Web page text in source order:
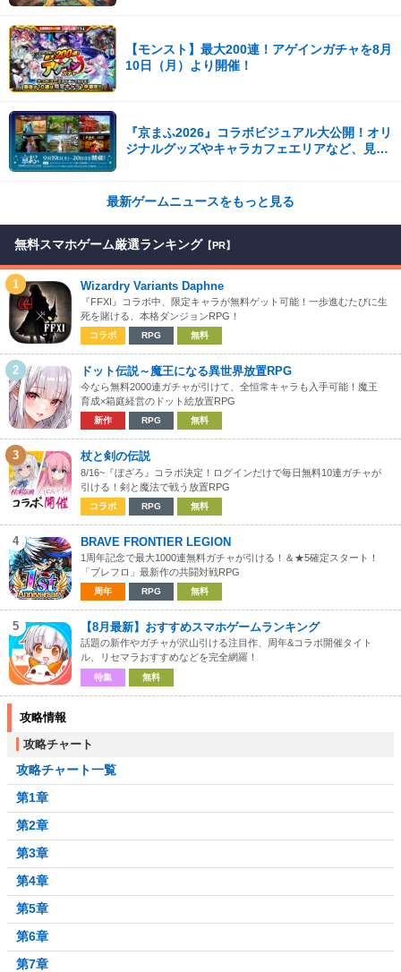
【モンスト】最大200連！アゲインガチャを8月
10日（月）より開催！
『京まふ2026』コラボビジュアル大公開！オリ
ジナルグッズやキャラカフェエリアなど、見ど
最新ゲームニュースをもっと見る
無料スマホゲーム厳選ランキング 【PR】
1 Wizardry Variants Daphne
『FFXI』コラボ中、限定キャラが無料ゲット可能！一歩進むたびに生
死を賭ける、本格ダンジョンRPG！
コラボ RPG 無料
2 ドット伝説～魔王になる異世界放置RPG
今なら無料2000連ガチャが引けて、全恒常キャラも入手可能！魔王
育成×箱庭経営のドット絵放置RPG
新作 RPG 無料
3 杖と剣の伝説
8/16~『ぼざろ』コラボ決定！ログインだけで毎日無料10連ガチャが
引ける！剣と魔法で戦う放置RPG
コラボ RPG 無料
4 BRAVE FRONTIER LEGION
1周年記念で最大1000連無料ガチャが引ける！＆★5確定スタート！
「ブレフロ」最新作の共闘対戦RPG
周年 RPG 無料
5 【8月最新】おすすめスマホゲームランキング
話題の新作やガチャが沢山引ける注目作、周年&コラボ開催タイト
ル、リセマラおすすめなどを完全網羅！
特集 無料
攻略情報
攻略チャート
攻略チャート一覧
第1章
第2章
第3章
第4章
第5章
第6章
第7章